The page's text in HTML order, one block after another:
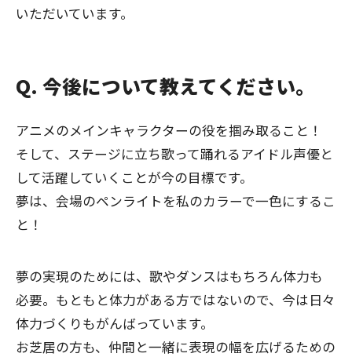
いただいています。
Q. 今後について教えてください。
アニメのメインキャラクターの役を掴み取ること！
そして、ステージに立ち歌って踊れるアイドル声優と
して活躍していくことが今の目標です。
夢は、会場のペンライトを私のカラーで一色にするこ
と！
夢の実現のためには、歌やダンスはもちろん体力も
必要。もともと体力がある方ではないので、今は日々
体力づくりもがんばっています。
お芝居の方も、仲間と一緒に表現の幅を広げるための